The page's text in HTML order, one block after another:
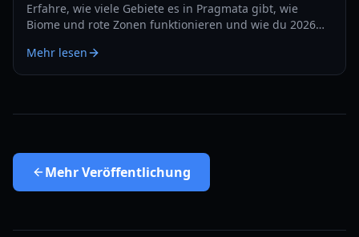
Erfahre, wie viele Gebiete es in Pragmata gibt, wie
Biome und rote Zonen funktionieren und wie du 2026
Mehr lesen
MehrVeröffentlichung